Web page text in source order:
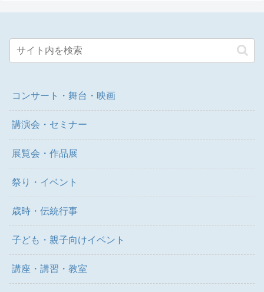
コンサート・舞台・映画
講演会・セミナー
展覧会・作品展
祭り・イベント
歳時・伝統行事
子ども・親子向けイベント
講座・講習・教室